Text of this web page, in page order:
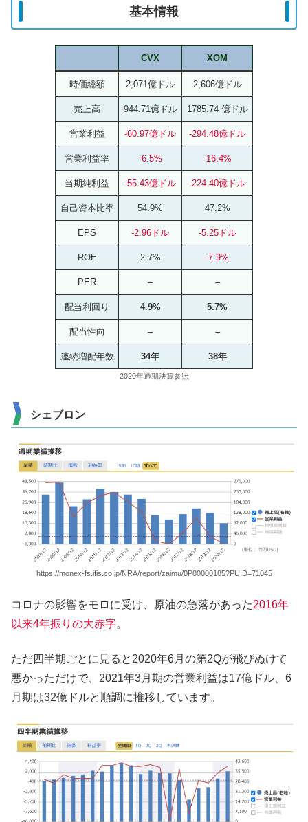
基本情報
CVX XOM
時価総額 2,071億ドル 2,606億ドル
売上高 944.71億ドル 1785.74 億ドル
営業利益 -60.97億ドル -294.48億ドル
営業利益率 -6.5% -16.4%
当期純利益 -55.43億ドル -224.40億ドル
自己資本比率 54.9% 47.2%
EPS -2.96ドル -5.25ドル
ROE 2.7% -7.9%
PER – –
配当利回り 4.9% 5.7%
配当性向 – –
連続増配年数 34年 38年
2020年通期決算参照
シェブロン
https://monex-fs.ifis.co.jp/NRA/report/zaimu/0P00000185?PUID=71045
コロナの影響をモロに受け、原油の急落があった2016年
以来4年振りの大赤字。
ただ四半期ごとに見ると2020年6月の第2Qが飛びぬけて
悪かっただけで、2021年3月期の営業利益は17億ドル、6
月期は32億ドルと順調に推移しています。